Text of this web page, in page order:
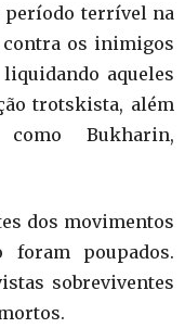
período terrível na
contra os inimigos
aqueles
trotskista, além
Bukharin,
dos movimentos
foram poupados.
sobreviventes